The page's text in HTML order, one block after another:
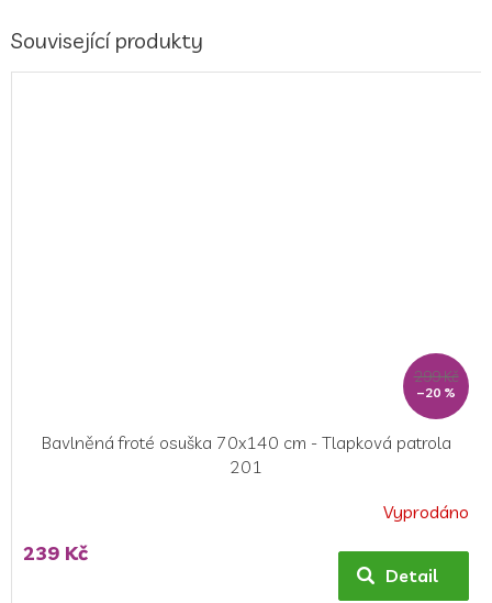
Související produkty
299 Kč
–20 %
Bavlněná froté osuška 70x140 cm - Tlapková patrola
201
hodnocení
produktu
Vyprodáno
239 Kč
Detail